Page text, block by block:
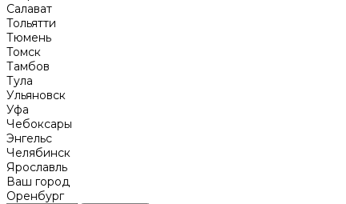
Салават
Тольятти
Тюмень
Томск
Тамбов
Тула
Ульяновск
Уфа
Чебоксары
Энгельс
Челябинск
Ярославль
Ваш город
Оренбург